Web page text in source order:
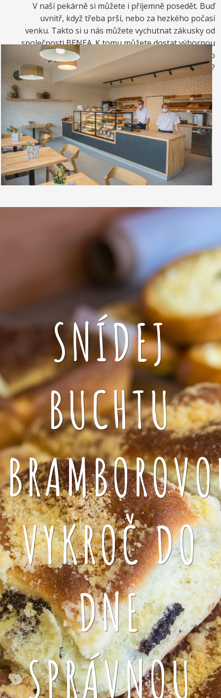
V naší pekárně si můžete i příjemně posedět. Buď
uvnitř, když třeba prší, nebo za hezkého počasí
venku. Takto si u nás můžete vychutnat zákusky od
společnosti BENEA. K tomu můžete dostat výbornou
kávou. Nebo si raději dáte zrmzlinový pohár nebo
vynikající točenou zmrzlinu?
SNÍDEJ
BUCHTU
VYKROČ DO
DNE
SPRÁVNOU